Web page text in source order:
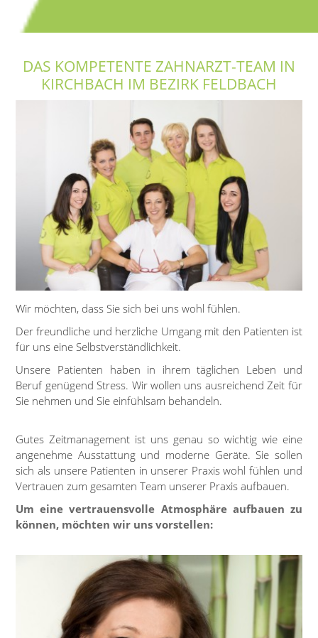
DAS KOMPETENTE ZAHNARZT-TEAM IN
KIRCHBACH IM BEZIRK FELDBACH
Wir möchten, dass Sie sich bei uns wohl fühlen.
Der freundliche und herzliche Umgang mit den Patienten ist
für uns eine Selbstverständlichkeit.
Unsere Patienten haben in ihrem täglichen Leben und
Beruf genügend Stress. Wir wollen uns ausreichend Zeit für
Sie nehmen und Sie einfühlsam behandeln.
Gutes Zeitmanagement ist uns genau so wichtig wie eine
angenehme Ausstattung und moderne Geräte. Sie sollen
sich als unsere Patienten in unserer Praxis wohl fühlen und
Vertrauen zum gesamten Team unserer Praxis aufbauen.
Um eine vertrauensvolle Atmosphäre aufbauen zu
können, möchten wir uns vorstellen: